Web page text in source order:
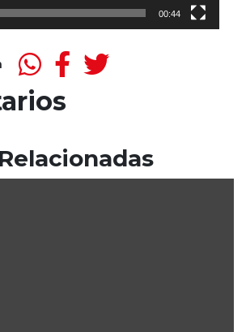
00:44